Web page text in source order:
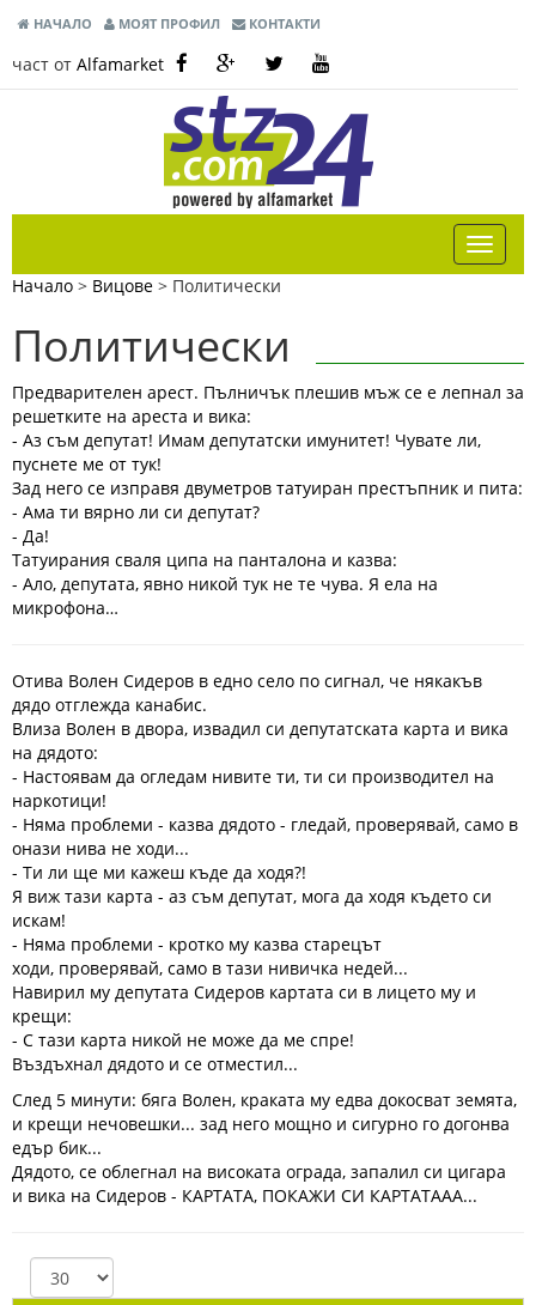
НАЧАЛО МОЯТ ПРОФИЛ КОНТАКТИ
част от Alfamarket
Начало > Вицове > Политически
Политически
Предварителен арест. Пълничък плешив мъж се е лепнал за
решетките на ареста и вика:
- Аз съм депутат! Имам депутатски имунитет! Чувате ли,
пуснете ме от тук!
Зад него се изправя двуметров татуиран престъпник и пита:
- Ама ти вярно ли си депутат?
- Да!
Татуирания сваля ципа на панталона и казва:
- Ало, депутата, явно никой тук не те чува. Я ела на
микрофона…
Отива Волен Сидеров в едно село по сигнал, че някакъв
дядо отглежда канабис.
Влиза Волен в двора, извадил си депутатската карта и вика
на дядото:
- Настоявам да огледам нивите ти, ти си производител на
наркотици!
- Няма проблеми - казва дядото - гледай, проверявай, само в
онази нива не ходи...
- Ти ли ще ми кажеш къде да ходя?!
Я виж тази карта - аз съм депутат, мога да ходя където си
искам!
- Няма проблеми - кротко му казва старецът
ходи, проверявай, само в тази нивичка недей...
Навирил му депутата Сидеров картата си в лицето му и
крещи:
- С тази карта никой не може да ме спре!
Въздъхнал дядото и се отместил...
След 5 минути: бяга Волен, краката му едва докосват земята,
и крещи нечовешки... зад него мощно и сигурно го догонва
едър бик...
Дядото, се облегнал на високата ограда, запалил си цигара
и вика на Сидеров - КАРТАТА, ПОКАЖИ СИ КАРТАТААА...